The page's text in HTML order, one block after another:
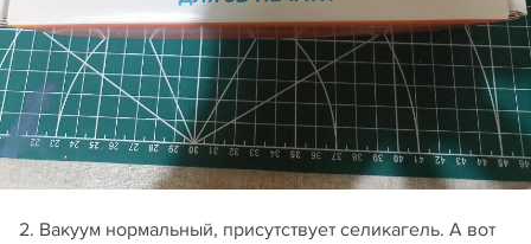
2. Вакуум нормальный, присутствует селикагель. А вот